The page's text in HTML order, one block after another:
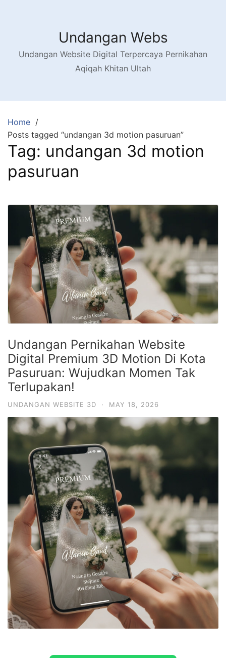
Undangan Webs
Undangan Website Digital Terpercaya Pernikahan
Aqiqah Khitan Ultah
Home
Posts tagged “undangan 3d motion pasuruan”
Tag: undangan 3d motion
pasuruan
Undangan Pernikahan Website
Digital Premium 3D Motion Di Kota
Pasuruan: Wujudkan Momen Tak
Terlupakan!
UNDANGAN WEBSITE 3D · MAY 18, 2026